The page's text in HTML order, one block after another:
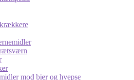
mod bier og hvepse